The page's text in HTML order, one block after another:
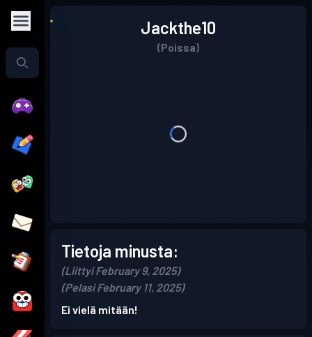
Jackthe10
(Poissa)
Tietoja minusta:
(Liittyi February 9, 2025)
(Pelasi February 11, 2025)
Ei vielä mitään!